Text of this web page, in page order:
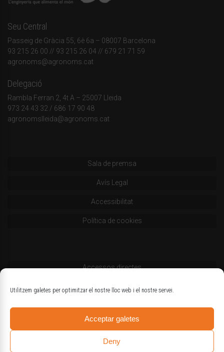
Utilitzem galetes per optimitzar el nostre lloc web i el nostre servei.
Acceptar galetes
Deny
Seu Central
Passeig de Gràcia 55, 6è 6a – 08007 Barcelona
93 215 26 00 // 93 215 26 04 // 679 21 71 59
agronoms@agronoms.cat
Delegació
Rambla Ferran 2, 4t A – 25007 Lleida
973 24 43 32 / 686 17 90 48
agronomslleida@agronoms.cat
Sala de premsa
Avís Legal
Accessibilitat
Política de cookies
Accessos directes
Codi deontològic
Estatuts
Logotips oficials